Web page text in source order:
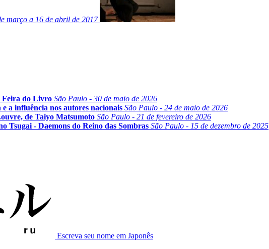
março a 16 de abril de 2017
Feira do Livro São Paulo - 30 de maio de 2026
a influência nos autores nacionais São Paulo - 24 de maio de 2026
de Taiyo Matsumoto São Paulo - 21 de fevereiro de 2026
Tsugai - Daemons do Reino das Sombras São Paulo - 15 de dezembro de 2025
Escreva seu nome em Japonês